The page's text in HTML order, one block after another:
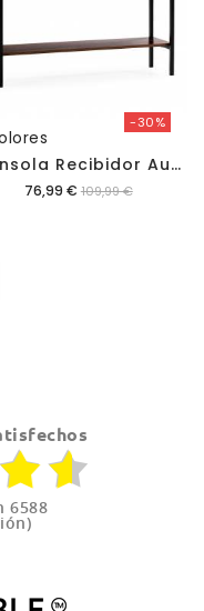
-30%
C
Onsola Recibidor Auran
Precio
76,99 € 109,99 €
6588